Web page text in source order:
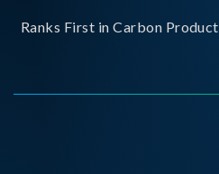
Ranks First in Carbon